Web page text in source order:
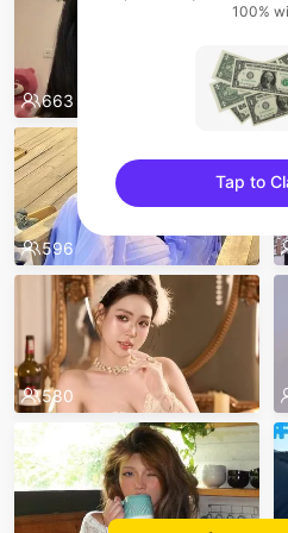
663
596
580
100%
Tap to
sentinelEnd